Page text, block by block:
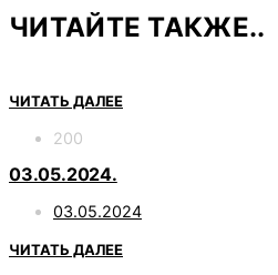
ЧИТАЙТЕ ТАКЖЕ..
ЧИТАТЬ ДАЛЕЕ
200
03.05.2024.
03.05.2024
ЧИТАТЬ ДАЛЕЕ